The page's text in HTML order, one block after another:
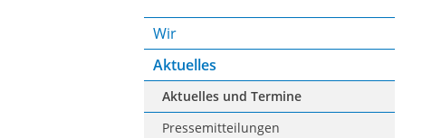
Wir
Aktuelles
Aktuelles und Termine
Pressemitteilungen